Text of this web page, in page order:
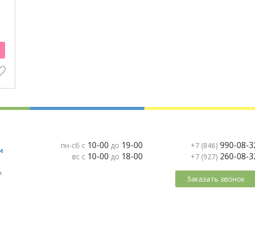
пн-сб с 10-00 до 19-00
вс с 10-00 до 18-00
+7 (846) 990-08-
+7 (927) 260-08-
Заказать звонок